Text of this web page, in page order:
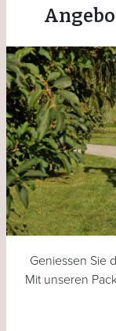
Geniessen Sie
Mit unseren